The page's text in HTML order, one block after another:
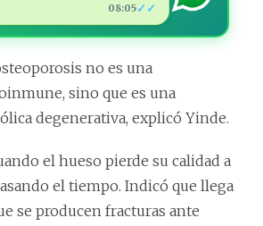
08:05✓✓
no es una
sino que es una
degenerativa, explicó Yinde.
el hueso pierde su calidad a
el tiempo. Indicó que llega
se producen fracturas ante